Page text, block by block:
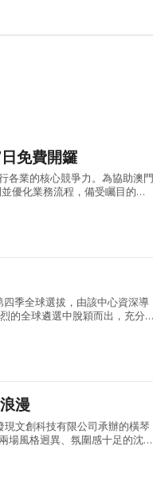
免費開鑼
各業的核心競爭力。為協助澳門
優化業務流程，備受矚目的
季全球選拔，由該中心資深導
的全球遴選中脫穎而出，充分
漫
文創科技有限公司承辦的橫琴
場風格迥異、氛圍感十足的沈浸